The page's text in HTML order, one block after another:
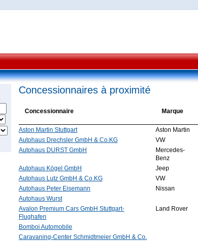
Concessionnaires à proximité
Concessionnaire Marque
Aston Martin Stuttgart Aston Martin
Autohaus Drechsler GmbH & Co.KG
VW
Autohaus DURST GmbH
Mercedes-
Benz
Autohaus Kögel GmbH Jeep
Autohaus Lutz GmbH & Co.KG
VW
Autohaus Peter Eisemann
Nissan
Autohaus Wurst
Avalon Premium Cars GmbH Stuttgart-
Flughafen
Land Rover
Bomboi Automobile
Caravaning-Center Schmidtmeier GmbH & Co.